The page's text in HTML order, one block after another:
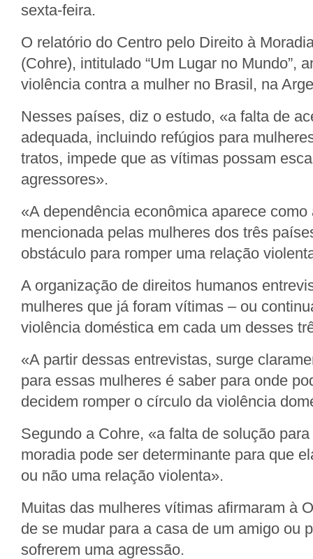
sexta-feira.
O relatório do Centro pelo Direito à
(Cohre), intitulado “Um Lugar no Mundo”,
violência contra a mulher no Brasil, na
Nesses países, diz o estudo, «a falta de
adequada, incluindo refúgios para
tratos, impede que as vítimas possam
agressores».
«A dependência econômica aparece
mencionada pelas mulheres dos três
obstáculo para romper uma relação
A organização de direitos humanos
mulheres que já foram vítimas – ou
violência doméstica em cada um desses
«A partir dessas entrevistas, surge
para essas mulheres é saber para onde
decidem romper o círculo da violência
Segundo a Cohre, «a falta de solução
moradia pode ser determinante para que
ou não uma relação violenta».
Muitas das mulheres vítimas afirmaram à
de se mudar para a casa de um amigo ou
sofrerem uma agressão.